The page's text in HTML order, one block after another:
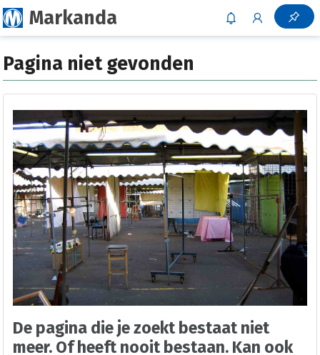
Markanda
Pagina niet gevonden
De pagina die je zoekt bestaat niet
meer. Of heeft nooit bestaan. Kan ook